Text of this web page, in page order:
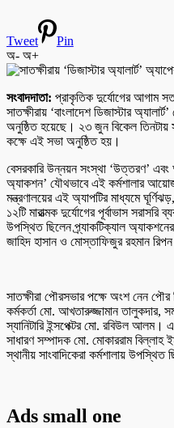
Tweet
Pin
অ- অ+
সংবাদদাতা: প্রাকৃতিক দুর্যোগের আগাম
সাতক্ষীরায় ‘বাংলাদেশ ডিজাস্টার
অনুষ্ঠিত হয়েছে। ২৩ জুন বিকেল তিনটায়
কক্ষে এই সভা অনুষ্ঠিত হয়।
বেসরকারি উন্নয়ন সংস্থা ‘উত্তরণ’ এবং
অ্যাকশন’ যৌথভাবে এই কর্মশালার
মন্ত্রণালয়ের এই অ্যাপটির মাধ্যমে
১২টি মারাত্মক দুর্যোগের পূর্বাভাস
উপস্থিত ছিলেন প্র্যাকটিক্যাল
জাহিদ হাসান ও মোস্তাফিজুর রহমান
সাতক্ষীরা পৌরসভার পক্ষে অংশ নেন পৌর
কর্মকর্তা মো. আখতারুজ্জামান তালুকদার,
স্যানিটারি ইন্সপেক্টর মো. রবিউল
সাধারণ সম্পাদক মো. মোকাররাম
স্থানীয় সাংবাদিকেরা কর্মশালায় উপস্থিত
Ads small one